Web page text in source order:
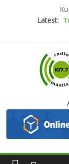
Latest: